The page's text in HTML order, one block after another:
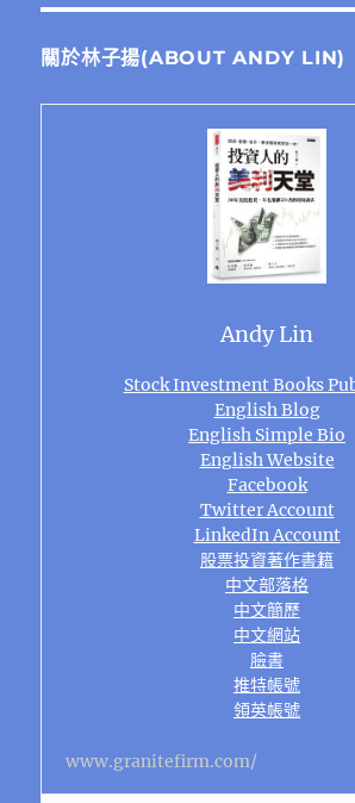
關於林子揚(ABOUT ANDY LIN)
Andy Lin
Stock Investment Books
English Blog
English Simple Bio
English Website
Facebook
Twitter Account
LinkedIn Account
股票投資著作書籍
中文部落格
中文簡歷
中文網站
臉書
推特帳號
領英帳號
www.granitefirm.com/